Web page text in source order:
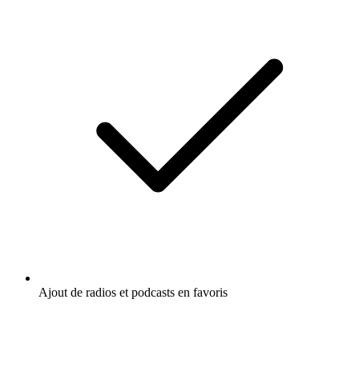
Ajout de radios et podcasts en favoris